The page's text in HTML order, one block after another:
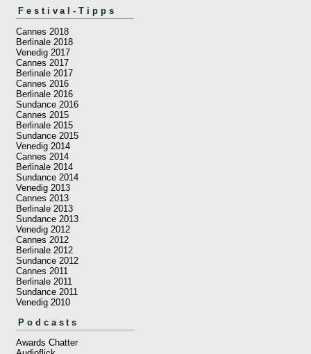
Festival-Tipps
Cannes 2018
Berlinale 2018
Venedig 2017
Cannes 2017
Berlinale 2017
Cannes 2016
Berlinale 2016
Sundance 2016
Cannes 2015
Berlinale 2015
Sundance 2015
Venedig 2014
Cannes 2014
Berlinale 2014
Sundance 2014
Venedig 2013
Cannes 2013
Berlinale 2013
Sundance 2013
Venedig 2012
Cannes 2012
Berlinale 2012
Sundance 2012
Cannes 2011
Berlinale 2011
Sundance 2011
Venedig 2010
Podcasts
Awards Chatter